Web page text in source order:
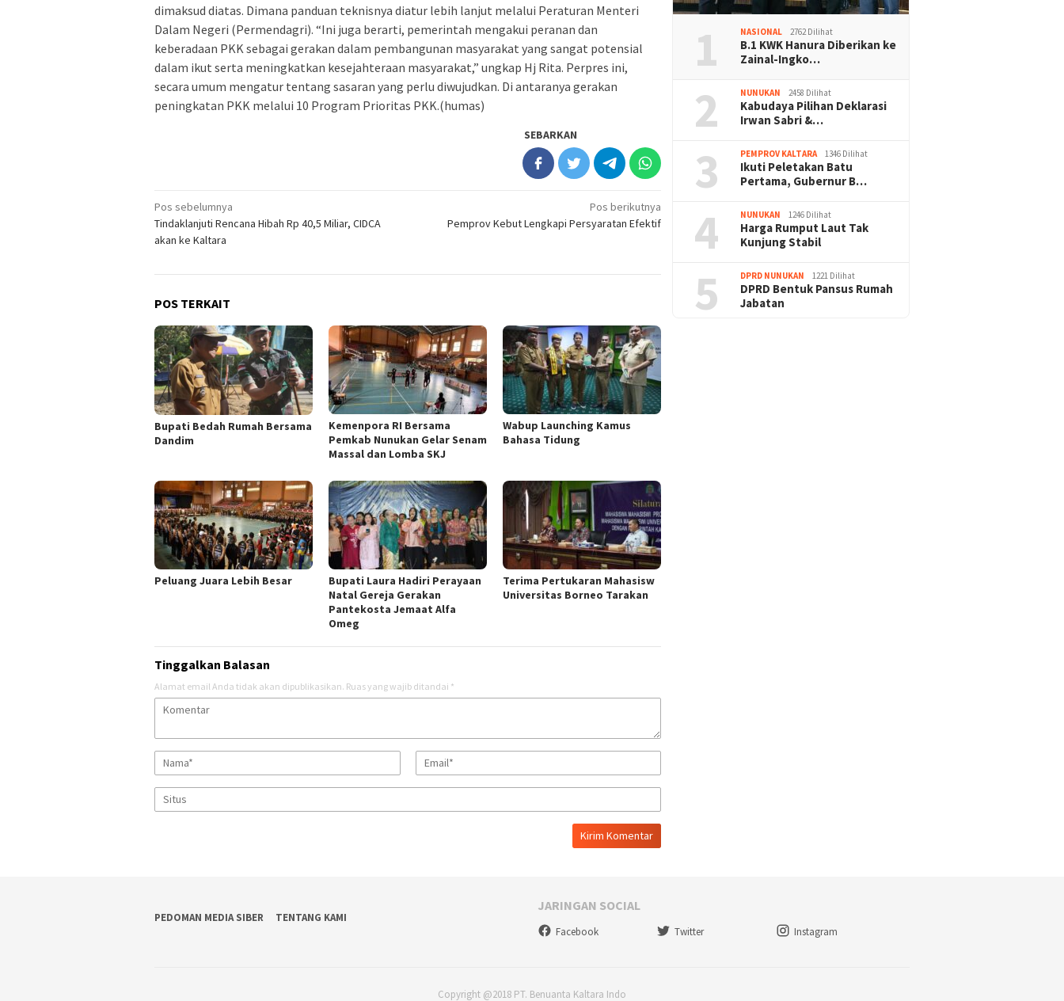
dimaksud diatas. Dimana panduan teknisnya diatur lebih lanjut melalui Peraturan Menteri
Dalam Negeri (Permendagri). “Ini juga berarti, pemerintah mengakui peranan dan
keberadaan PKK sebagai gerakan dalam pembangunan masyarakat yang sangat potensial
dalam ikut serta meningkatkan kesejahteraan masyarakat,” ungkap Hj Rita. Perpres ini,
secara umum mengatur tentang sasaran yang perlu diwujudkan. Di antaranya gerakan
peningkatan PKK melalui 10 Program Prioritas PKK.(humas)
SEBARKAN
Navigasi
pos
Pos sebelumnya
Tindaklanjuti Rencana Hibah Rp 40,5 Miliar, CIDCA
akan ke Kaltara
Pos berikutnya
Pemprov Kebut Lengkapi Persyaratan Efektif
POS TERKAIT
Bupati Bedah Rumah Bersama
Dandim
Kemenpora RI Bersama
Pemkab Nunukan Gelar Senam
Massal dan Lomba SKJ
Wabup Launching Kamus
Bahasa Tidung
Peluang Juara Lebih Besar
Bupati Laura Hadiri Perayaan
Natal Gereja Gerakan
Pantekosta Jemaat Alfa
Omeg
Terima Pertukaran Mahasisw
Universitas Borneo Tarakan
Tinggalkan Balasan
Alamat email Anda tidak akan dipublikasikan. Ruas yang wajib ditandai *
1 NASIONAL 2762 Dilihat
B.1 KWK Hanura Diberikan ke
Zainal-Ingko…
2 NUNUKAN 2458 Dilihat
Kabudaya Pilihan Deklarasi
Irwan Sabri &…
3 PEMPROV KALTARA 1346 Dilihat
Ikuti Peletakan Batu
Pertama, Gubernur B…
4 NUNUKAN 1246 Dilihat
Harga Rumput Laut Tak
Kunjung Stabil
5 DPRD NUNUKAN 1221 Dilihat
DPRD Bentuk Pansus Rumah
Jabatan
PEDOMAN MEDIA SIBER TENTANG KAMI
JARINGAN SOCIAL
Facebook Twitter Instagram
Copyright @2018 PT. Benuanta Kaltara Indo